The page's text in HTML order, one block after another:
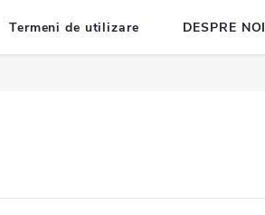
Termeni de utilizare DESPRE NOI